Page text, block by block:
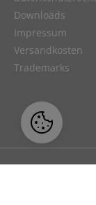
Downloads
Impressum
Versandkosten
Trademarks